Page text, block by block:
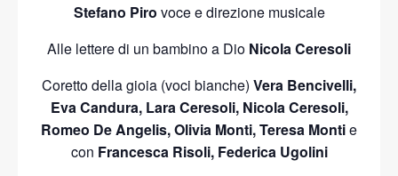
Stefano Piro voce e direzione musicale
Alle lettere di un bambino a Dio Nicola Ceresoli
Coretto della gioia (voci bianche) Vera Bencivelli,
Eva Candura, Lara Ceresoli, Nicola Ceresoli,
Romeo De Angelis, Olivia Monti,Teresa Montie
con Francesca Risoli, Federica Ugolini